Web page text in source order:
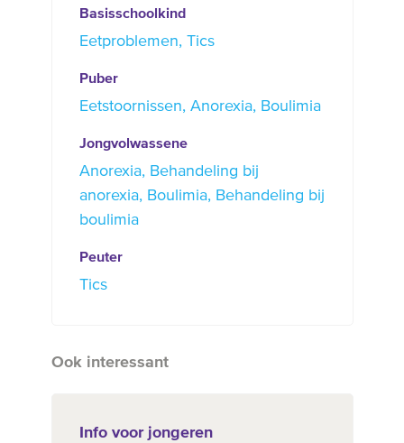
Basisschoolkind
Eetproblemen Tics
Puber
Eetstoornissen Anorexia Boulimia
Jongvolwassene
Anorexia
Behandeling bij
anorexia
Boulimia
Behandeling bij
boulimia
Peuter
Tics
Ook interessant
Info voor jongeren